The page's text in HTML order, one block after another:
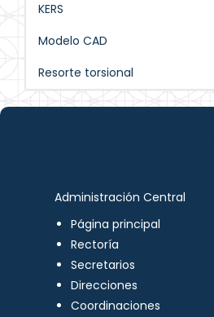
KERS
Modelo CAD
Resorte torsional
Administración Central
Página principal
Rectoría
Secretarios
Direcciones
Coordinaciones